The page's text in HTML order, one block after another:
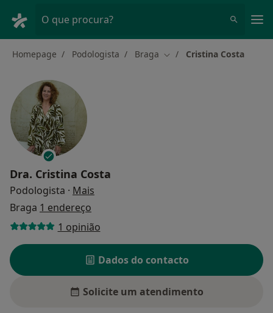
O que procura?
Homepage Podologista Braga Mudar de cidade
Cristina Costa
Dra. Cristina Costa
Podologista · Mais
Braga 1 endereço
1 opinião
Dados do contacto
Solicite um atendimento